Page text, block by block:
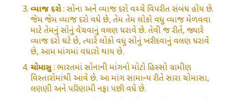
વ્યાજ દરો: સોના અને વ્યાજ દરો વચ્ચે વિપરીત સંબંધ હોય છે.
જેમ જેમ વ્યાજ દરો વધે છે, તેમ તેમ લોકો વધુ વ્યાજ મેળવવા
માટે તેમનું સોનું વેચવાનું વલણ ધરાવે છે. તેવી જ રીતે, જ્યારે
વ્યાજ દરો ઘટે છે, ત્યારે લોકો વધુ સોનું ખરીદવાનું વલણ ધરાવે
છે, આમ માંગમાં વધારો થાય છે.
ચોમાસુ: ભારતમાં સોનાની માંગનો મોટો હિસ્સો ગ્રામીણ
વિસ્તારોમાંથી આવે છે. આ માંગ સામાન્ય રીતે સારા ચોમાસા,
લણણી અને પરિણામી નફા પછી વધે છે.